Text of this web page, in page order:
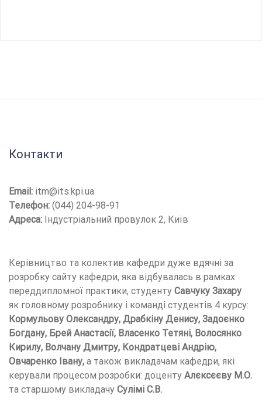
Контакти
Email: itm@its.kpi.ua
Телефон: (044) 204-98-91
Адреса: Індустріальний провулок 2, Київ
Керівництво та колектив кафедри дуже вдячні за
розробку сайту кафедри, яка відбувалась в рамках
переддипломної практики, студенту Савчуку Захару
як головному розробнику і команді студентів 4 курсу:
Кормульову Олександру, Драбкіну Денису, Задоєнко
Богдану, Брей Анастасії, Власенко Тетяні, Волосянко
Кирилу, Волчану Дмитру, Кондратцеві Андрію,
Овчаренко Івану, а також викладачам кафедри, які
керували процесом розробки: доценту Алєксєєву М.О.
та старшому викладачу Сулімі С.В.